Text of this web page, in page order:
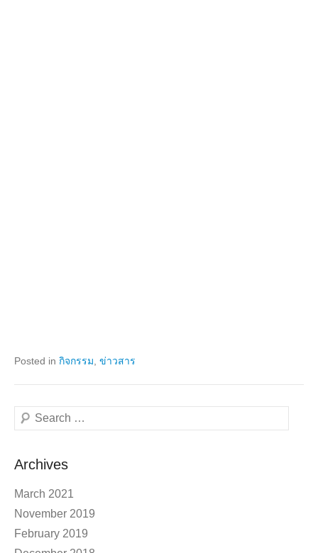
Posted in กิจกรรม ข่าวสาร
Search
Archives
March 2021
November 2019
February 2019